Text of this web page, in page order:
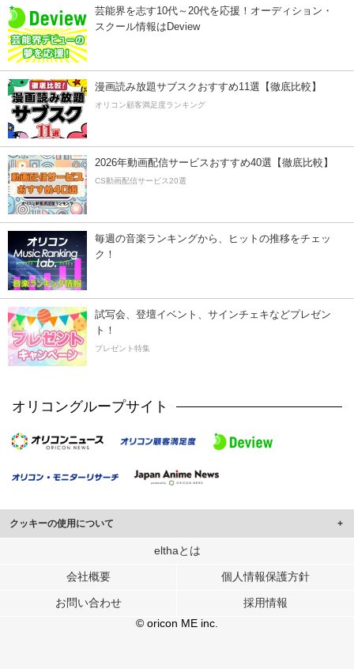
芸能界を志す10代～20代を応援！オーディション・
スクール情報はDeview
漫画読み放題サブスクおすすめ11選【徹底比較】
オリコン顧客満足度ランキング
2026年動画配信サービスおすすめ40選【徹底比較】
CS動画配信サービス20選
毎週の音楽ランキングから、ヒットの推移をチェッ
ク！
試写会、登壇イベント、サインチェキなどプレゼン
ト！
プレゼント特集
オリコングループサイト
クッキーの使用について
このサイトでは Cookie を使用して、ユーザーに合わせたコンテンツや広告の
行っています。
メディアや広告配信、データ解析の各パートナーに提供しています。
各パートナーは、この情報とユーザーが各パートナーに提供した他の情報や、
ユーザーが各パートナーのサービスを使用したときに収集した他の情報を組み
elthaとは
会社概要 個人情報保護方針
お問い合わせ
採用情報
© oricon ME inc.